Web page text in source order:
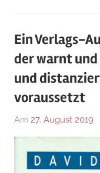
Blog
Ein Verlags-
der warnt
und
voraussetzt
Am 27. August 2019